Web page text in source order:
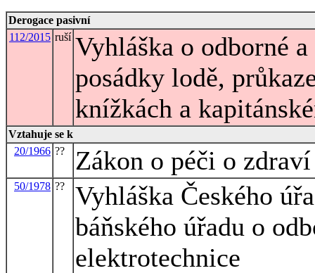
Derogace pasivní
112/2015 ruší Vyhláška o odborné
posádky lodě,
knížkách a
Vztahuje se k
20/1966 ?? Zákon o péči o
50/1978 ??
Vyhláška Českého
báňského úřadu o
elektrotechnice